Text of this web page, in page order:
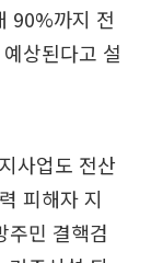
90%까지 전
상된다고 설
사업도 전산
피해자 지
주민 결핵검